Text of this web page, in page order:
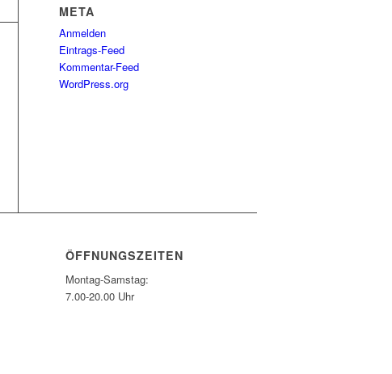
META
Anmelden
Eintrags-Feed
Kommentar-Feed
WordPress.org
ÖFFNUNGSZEITEN
Montag-Samstag:
7.00-20.00 Uhr